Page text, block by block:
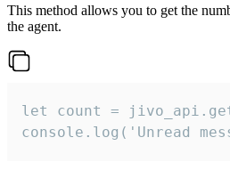
This method allows you to get the
the agent.
let count =
console.log('Unread